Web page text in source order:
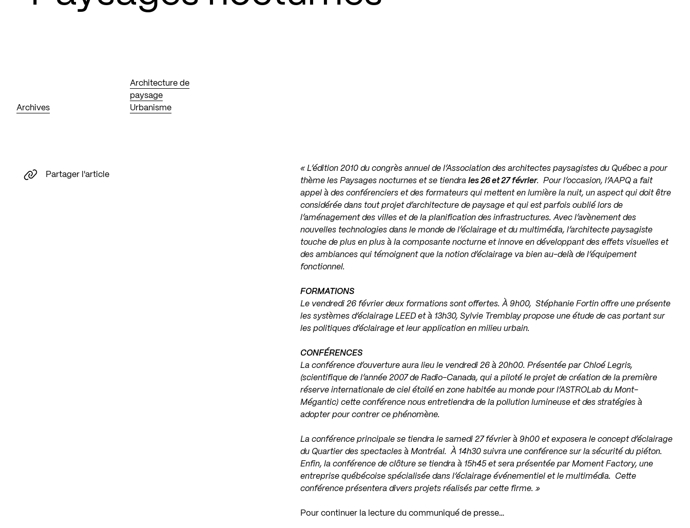
Archives
Architecture de
paysage
Urbanisme
« L’édition 2010 du congrès annuel de l’Association des architectes paysagistes du Québec a pour
thème les Paysages nocturnes et se tiendrales 26 et 27 février. Pour l’occasion, l’AAPQ a fait
appel à des conférenciers et des formateurs qui mettent en lumière la nuit, un aspect qui doit être
considérée dans tout projet d’architecture de paysage et qui est parfois oublié lors de
l’aménagement des villes et de la planification des infrastructures. Avec l’avènement des
nouvelles technologies dans le monde de l’éclairage et du multimédia, l’architecte paysagiste
touche de plus en plus à la composante nocturne et innove en développant des effets visuelles et
des ambiances qui témoignent que la notion d’éclairage va bien au-delà de l’équipement
fonctionnel.
FORMATIONS
Le vendredi 26 février deux formations sont offertes. À 9h00, Stéphanie Fortin offre une présente
les systèmes d’éclairage LEED et à 13h30, Sylvie Tremblay propose une étude de cas portant sur
les politiques d’éclairage et leur application en milieu urbain.
CONFÉRENCES
La conférence d’ouverture aura lieu le vendredi 26 à 20h00. Présentée par Chloé Legris,
(scientifique de l’année 2007 de Radio-Canada, qui a piloté le projet de création de la première
réserve internationale de ciel étoilé en zone habitée au monde pour l’ASTROLab du Mont-
Mégantic) cette conférence nous entretiendra de la pollution lumineuse et des stratégies à
adopter pour contrer ce phénomène.
La conférence principale se tiendra le samedi 27 février à 9h00 et exposera le concept d’éclairage
du Quartier des spectacles à Montréal. À 14h30 suivra une conférence sur la sécurité du piéton.
Enfin, la conférence de clôture se tiendra à 15h45 et sera présentée par Moment Factory, une
entreprise québécoise spécialisée dans l’éclairage événementiel et le multimédia. Cette
conférence présentera divers projets réalisés par cette firme. »
Pour continuer la lecture du communiqué de presse…
Partager l'article